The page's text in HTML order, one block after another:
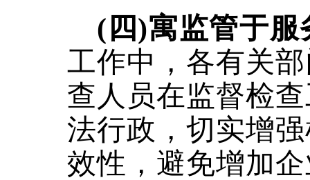
(四)寓监管于
工作中，各有关
查人员在监督检
法行政，切实增
效性，避免增加